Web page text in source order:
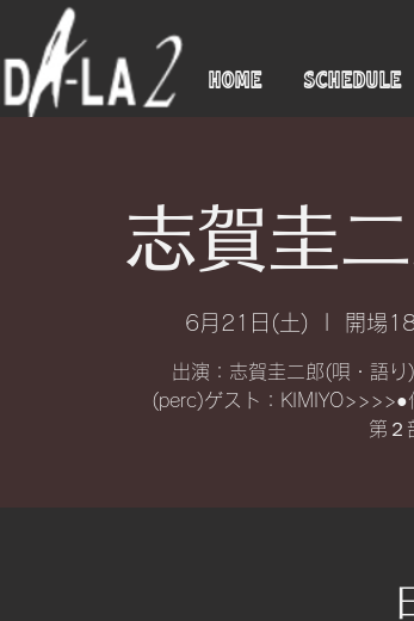
HOME SCHEDULE
志賀圭
6月21日(土) 開場
出演：志賀圭二郎(唄・語
(perc)ゲスト：
第２